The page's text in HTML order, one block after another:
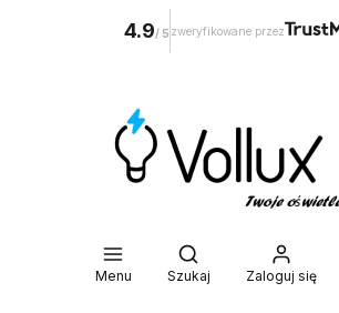
Menu
Otwórz wyszukiwarkę
Szukaj Zaloguj się
4.9/ 5 zweryfikowane przez